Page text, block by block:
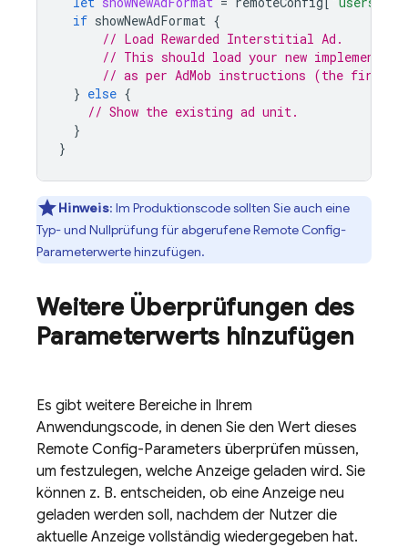
if showNewAdFormat {
// Load Rewarded Interstitial Ad.
// This should load your new implemented
// as per AdMob instructions (the first
} else {
// Show the existing ad unit.
}
}
Hinweis: Im Produktionscode sollten Sie auch eine
Typ- und Nullprüfung für abgerufeneRemote Config-
Parameterwerte hinzufügen.
Weitere Überprüfungen des
Parameterwerts hinzufügen
Es gibt weitere Bereiche in Ihrem
Anwendungscode, in denen Sie den Wert dieses
Remote Config-Parameters überprüfen müssen,
um festzulegen, welche Anzeige geladen wird. Sie
können z. B. entscheiden, ob eine Anzeige neu
geladen werden soll, nachdem der Nutzer die
aktuelle Anzeige vollständig wiedergegeben hat.